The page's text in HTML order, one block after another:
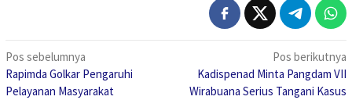
Navigasi
pos
Pos sebelumnya
Rapimda Golkar Pengaruhi
Pelayanan Masyarakat
Pos berikutnya
Kadispenad Minta Pangdam VII
Wirabuana Serius Tangani Kasus